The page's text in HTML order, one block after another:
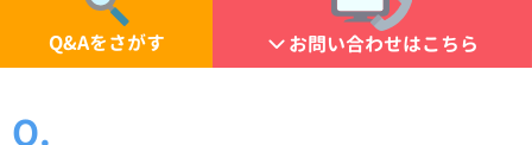
Q&Aをさがす お問い合わせはこちら